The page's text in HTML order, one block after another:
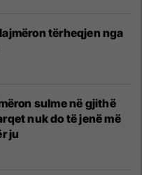
tërheqjen nga
sulme në gjithë
nuk do të jenë më
ju